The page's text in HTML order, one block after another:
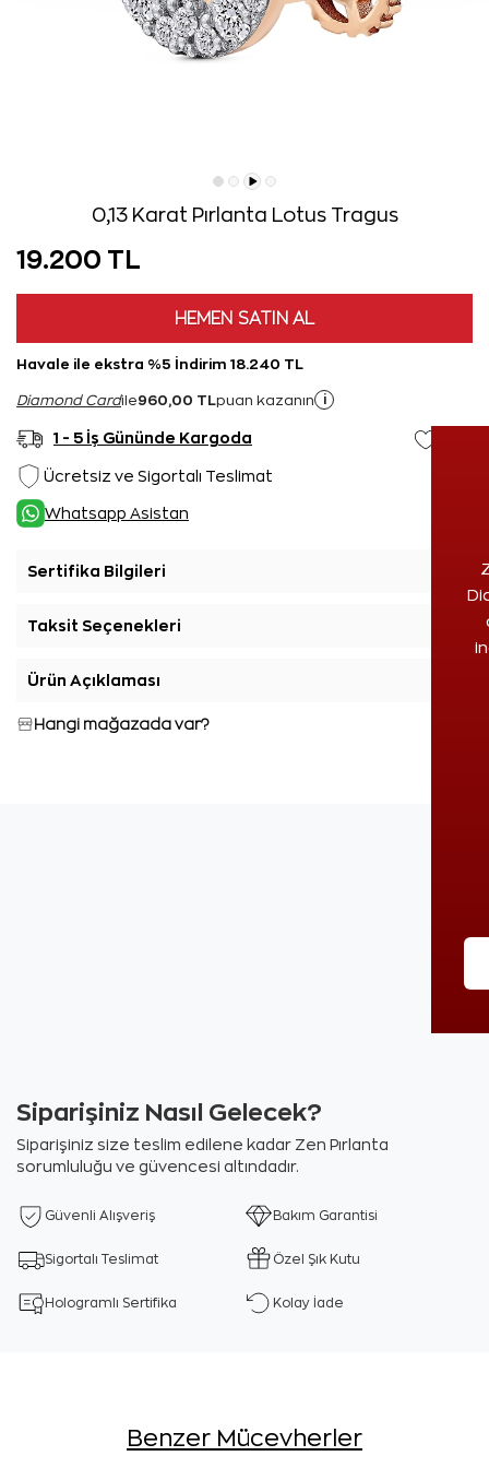
0,13 Karat Pırlanta Lotus Tragus
19.200 TL
HEMEN SATIN AL
Havale ile ekstra %5 İndirim 18.240 TL
Diamond Cardile960,00 TL puan kazanın i
1 - 5 İş Gününde Kargoda
Ücretsiz ve Sigortalı Teslimat
Whatsapp Asistan
Sertifika Bilgileri
Taksit Seçenekleri
Ürün Açıklaması
Hangi mağazada var?
Siparişiniz Nasıl Gelecek?
Siparişiniz size teslim edilene kadar Zen Pırlanta
sorumluluğu ve güvencesi altındadır.
Güvenli Alışveriş Bakım Garantisi
Sigortalı Teslimat Özel Şık Kutu
Hologramlı Sertifika Kolay İade
Benzer Mücevherler